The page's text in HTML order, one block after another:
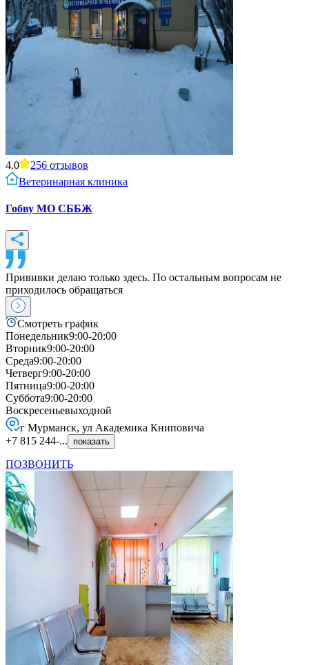
4.0 256 отзывов
Ветеринарная клиника
Гобву МО СББЖ
Прививки делаю только здесь. По остальным вопросам не
приходилось обращаться
Смотреть график
Понедельник9:00-20:00
Вторник9:00-20:00
Среда9:00-20:00
Четверг9:00-20:00
Пятница9:00-20:00
Суббота9:00-20:00
Воскресеньевыходной
г Мурманск, ул Академика Книповича
+7 815 244-...
показать
ПОЗВОНИТЬ